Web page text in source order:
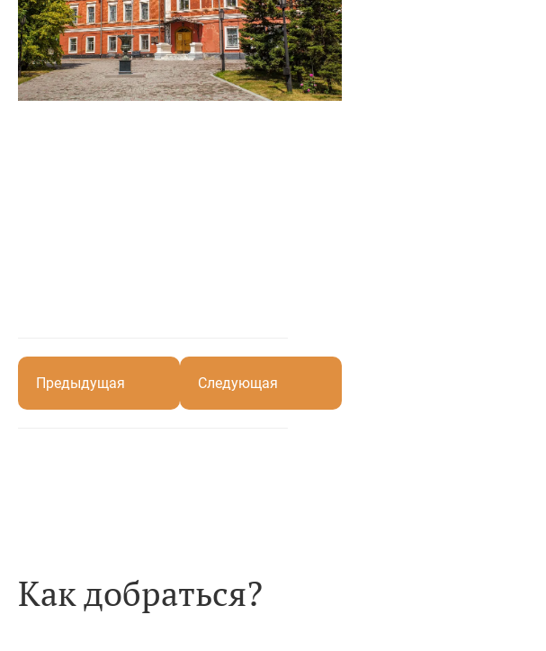
Предыдущая Следующая
Как добраться?